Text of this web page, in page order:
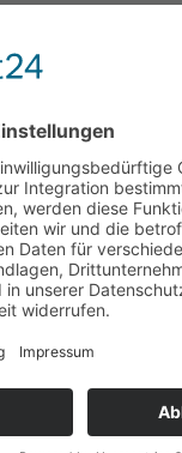
Logo Entwicklung
Zielgruppe
fühlen. Für die
Design
es wirkt sowohl